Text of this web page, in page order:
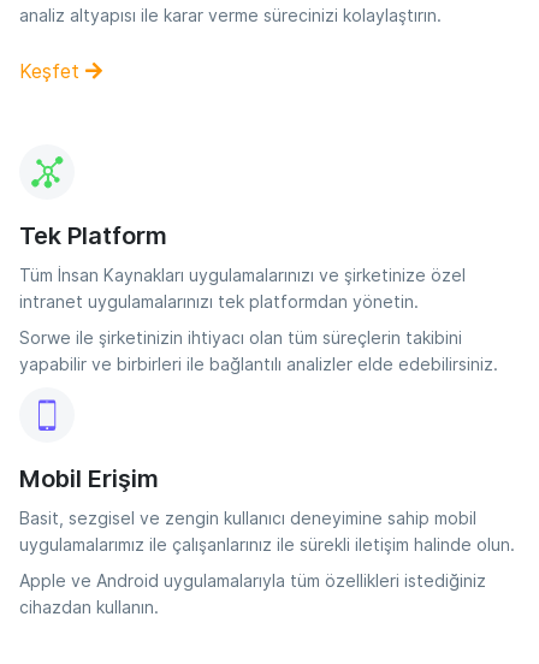
analiz altyapısı ile karar verme sürecinizi kolaylaştırın.
Keşfet
Tek Platform
Tüm İnsan Kaynakları uygulamalarınızı ve şirketinize özel
intranet uygulamalarınızı tek platformdan yönetin.
Sorwe ile şirketinizin ihtiyacı olan tüm süreçlerin takibini
yapabilir ve birbirleri ile bağlantılı analizler elde edebilirsiniz.
Mobil Erişim
Basit, sezgisel ve zengin kullanıcı deneyimine sahip mobil
uygulamalarımız ile çalışanlarınız ile sürekli iletişim halinde olun.
Apple ve Android uygulamalarıyla tüm özellikleri istediğiniz
cihazdan kullanın.